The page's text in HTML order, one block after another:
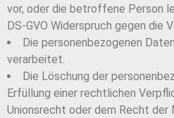
vor, oder die betroffene Person
DS-GVO Widerspruch gegen die
Die personenbezogenen
verarbeitet.
Die Löschung der
Erfüllung einer rechtlichen
Unionsrecht oder dem Recht